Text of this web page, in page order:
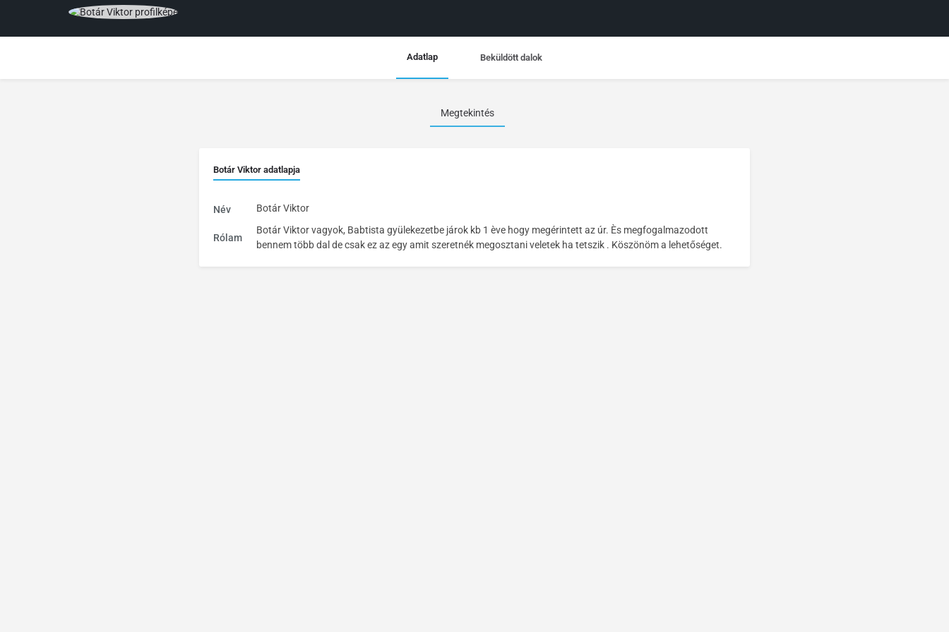
Adatlap Beküldött dalok
Megtekintés
Botár Viktor adatlapja
Név Botár Viktor
Rólam
Botár Viktor vagyok, Babtista gyülekezetbe járok kb 1 ève hogy megérintett az úr. Ès megfogalmazodott
bennem több dal de csak ez az egy amit szeretnék megosztani veletek ha tetszik . Köszönöm a lehetőséget.